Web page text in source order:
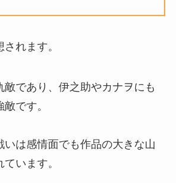
れます。
敵であり、伊之助やカナヲにも
です。
いは感情面でも作品の大きな山
います。